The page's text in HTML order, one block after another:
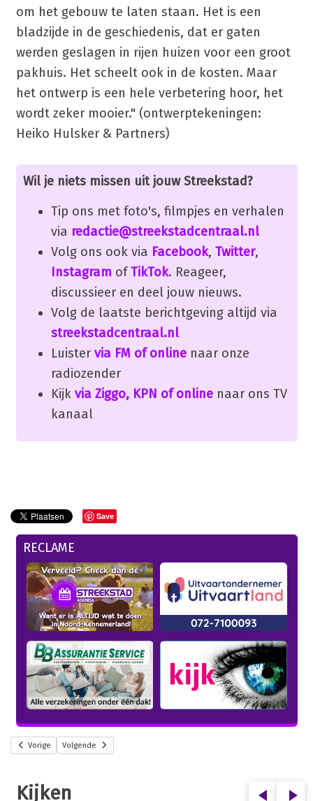
om het gebouw te laten staan. Het is een
bladzijde in de geschiedenis, dat er gaten
werden geslagen in rijen huizen voor een groot
pakhuis. Het scheelt ook in de kosten. Maar
het ontwerp is een hele verbetering hoor, het
wordt zeker mooier." (ontwerptekeningen:
Heiko Hulsker & Partners)
Wil je niets missen uit jouw Streekstad?
Tip ons met foto's, filmpjes en verhalen
via redactie@streekstadcentraal.nl
Volg ons ook via Facebook, Twitter,
Instagram ofTikTok. Reageer,
discussieer en deel jouw nieuws.
Volg de laatste berichtgeving altijd via
streekstadcentraal.nl
Luister via FM of onlinenaar onze
radiozender
Kijk via Ziggo, KPN of onlinenaar ons TV
kanaal
Save
RECLAME
Vorige Volgende
Kijken